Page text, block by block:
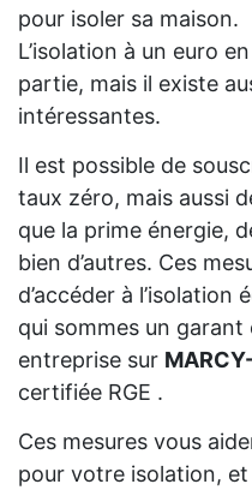
pour isoler sa maison.
L’isolation à un euro
partie, mais il existe
intéressantes.
Il est possible de
taux zéro, mais aussi
que la prime énergie,
bien d’autres. Ces
d’accéder à l’isolation
qui sommes un
entreprise sur
certifiée RGE .
Ces mesures vous
pour votre isolation, et